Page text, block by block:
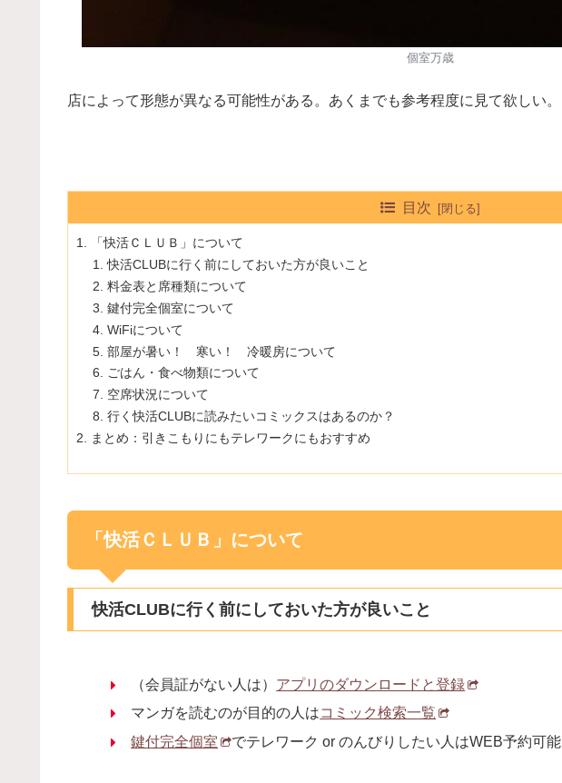
個室万歳
店によって形態が異なる可能性がある。あくまでも参考程度に見て欲しい。
目次
「快活ＣＬＵＢ」について
快活CLUBに行く前にしておいた方が良いこと
料金表と席種類について
鍵付完全個室について
WiFiについて
部屋が暑い！ 寒い！ 冷暖房について
ごはん・食べ物類について
空席状況について
行く快活CLUBに読みたいコミックスはあるのか？
まとめ：引きこもりにもテレワークにもおすすめ
「快活ＣＬＵＢ」について
快活CLUBに行く前にしておいた方が良いこと
（会員証がない人は） アプリのダウンロードと登録
マンガを読むのが目的の人はコミック検索一覧
鍵付完全個室
でテレワーク or のんびりしたい人はWEB予約可能